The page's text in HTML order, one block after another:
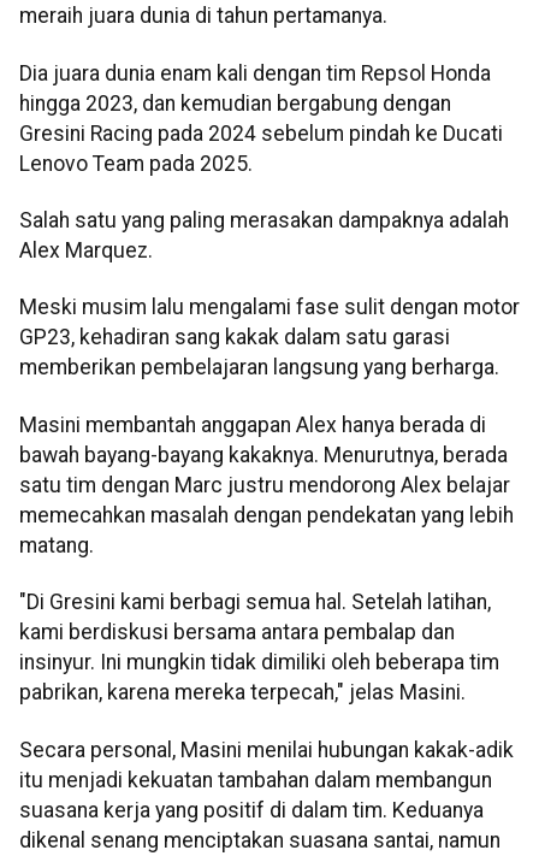
meraih juara dunia di tahun pertamanya.
Dia juara dunia enam kali dengan tim Repsol Honda
hingga 2023, dan kemudian bergabung dengan
Gresini Racing pada 2024 sebelum pindah ke Ducati
Lenovo Team pada 2025.
Salah satu yang paling merasakan dampaknya adalah
Alex Marquez.
Meski musim lalu mengalami fase sulit dengan motor
GP23, kehadiran sang kakak dalam satu garasi
memberikan pembelajaran langsung yang berharga.
Masini membantah anggapan Alex hanya berada di
bawah bayang-bayang kakaknya. Menurutnya, berada
satu tim dengan Marc justru mendorong Alex belajar
memecahkan masalah dengan pendekatan yang lebih
matang.
"Di Gresini kami berbagi semua hal. Setelah latihan,
kami berdiskusi bersama antara pembalap dan
insinyur. Ini mungkin tidak dimiliki oleh beberapa tim
pabrikan, karena mereka terpecah," jelas Masini.
Secara personal, Masini menilai hubungan kakak-adik
itu menjadi kekuatan tambahan dalam membangun
suasana kerja yang positif di dalam tim. Keduanya
dikenal senang menciptakan suasana santai, namun